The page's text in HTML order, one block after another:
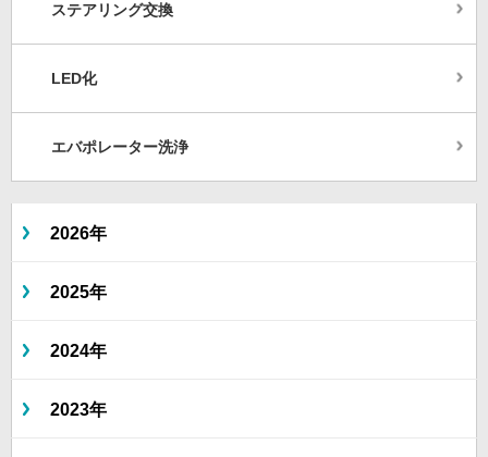
ステアリング交換
LED化
エバポレーター洗浄
2026年
2025年
2024年
2023年